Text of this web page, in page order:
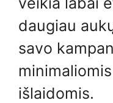
daugiau
savo
išlaidomis.